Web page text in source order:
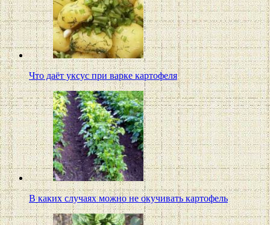
Что даёт уксус при варке картофеля
В каких случаях можно не окучивать картофель